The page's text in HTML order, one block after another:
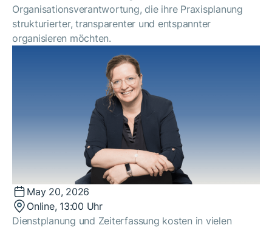
Organisationsverantwortung, die ihre Praxisplanung
strukturierter, transparenter und entspannter
organisieren möchten.
May 20, 2026
Online, 13:00 Uhr
Dienstplanung und Zeiterfassung kosten in vielen